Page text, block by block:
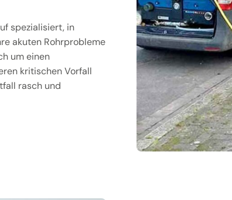
spezialisiert, in
akuten Rohrprobleme
um einen
kritischen Vorfall
rasch und